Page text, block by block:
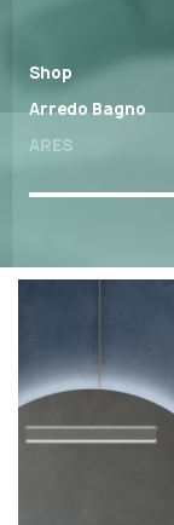
Shop
Arredo Bagno
ARES